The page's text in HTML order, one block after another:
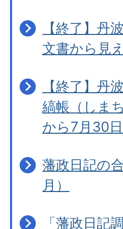
【終了】丹
文書から見
【終了】丹
縞帳（しま
から7月30日
藩政日記の
月）
「藩政日記